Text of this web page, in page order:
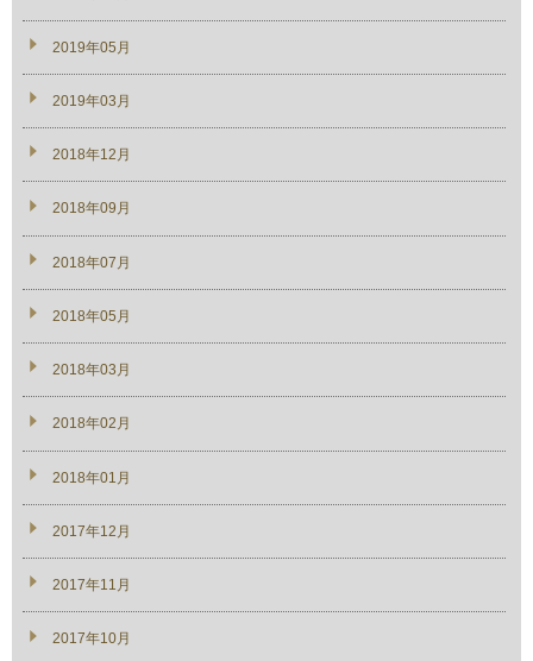
2019年05月
2019年03月
2018年12月
2018年09月
2018年07月
2018年05月
2018年03月
2018年02月
2018年01月
2017年12月
2017年11月
2017年10月